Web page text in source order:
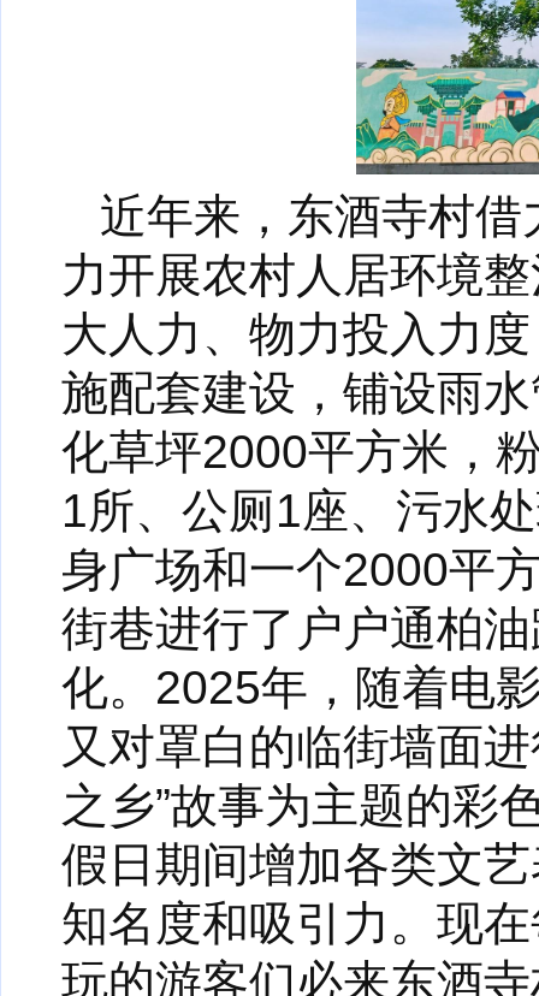
近年来，东酒寺村
力开展农村人居环境
大人力、物力投入力
施配套建设，铺设雨
化草坪2000平方米，
1所、公厕1座、污水
身广场和一个2000平
街巷进行了户户通柏
化。2025年，随着电
又对罩白的临街墙面
之乡”故事为主题的彩
假日期间增加各类文
知名度和吸引力。现
玩的游客们必来东酒